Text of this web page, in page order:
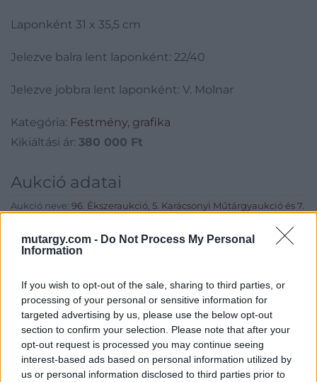
mutargy.com - Do Not Process My Personal
Information
If you wish to opt-out of the sale, sharing to third parties, or
processing of your personal or sensitive information for
targeted advertising by us, please use the below opt-out
section to confirm your selection. Please note that after your
opt-out request is processed you may continue seeing
interest-based ads based on personal information utilized by
us or personal information disclosed to third parties prior to
Laponként 31 x 35,5 cm
Jelezve balra lent laponként: 22/40
Jelezve jobbra lent laponként: V. Molnar
Kategória: Festmény, grafika
Kikiáltási ár: 380 000 Ft
Aukció adatai
Aukció neve: 96. Ékszeraukció, 5. Karácsonyi Műtárgyaukció és 7.
Aukció dátuma: 2019.12.18
Aukció helye: MOM Kulturális Központ (1124 Budapest, Csörsz
utca 18.)
Tételszám: 511
Eladó adatai